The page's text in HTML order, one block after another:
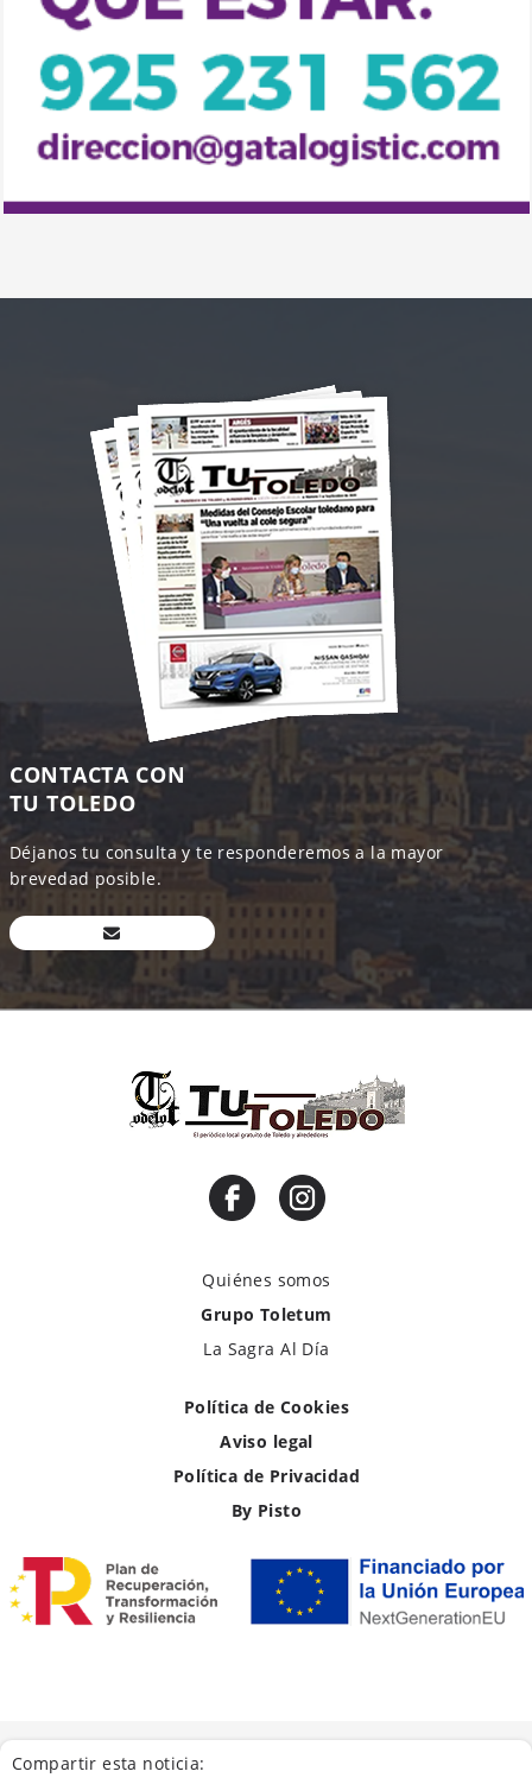
CONTACTA CON
TU TOLEDO
Déjanos tu consulta y te responderemos a la mayor
brevedad posible.
Quiénes somos
Grupo Toletum
La Sagra Al Día
Política de Cookies
Aviso legal
Política de Privacidad
By Pisto
Compartir esta noticia: